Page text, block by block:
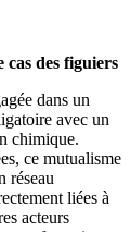
cas des figuiers
dans un
avec un
chimique.
ce mutualisme
réseau
liées à
acteurs